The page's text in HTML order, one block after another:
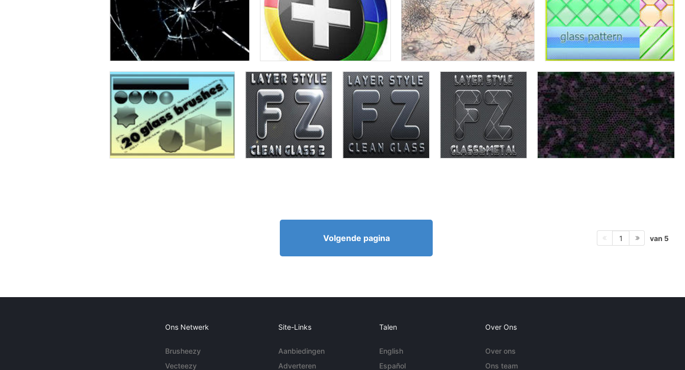
Volgende pagina 1 van 5
Ons Netwerk
Brusheezy
Vecteezy
Site-Links
Aanbiedingen
Adverteren
Talen
English
Español
Over Ons
Over ons
Ons team